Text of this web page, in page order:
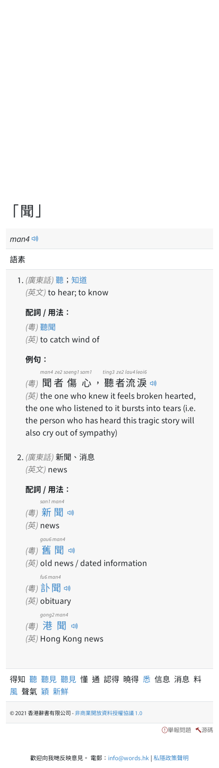
「聞」
man4
語素
(廣東話) 聽 ； 知道
(英文) to hear; to know
配詞 / 用法：
(粵) 聽聞
(英) to catch wind of
例句：
(粵) 聞
man4
者
ze2
傷
soeng1
心
sam1
， 聽
ting3
者
ze2
流
lau4
淚
leoi6
(英) the one who knew it feels broken hearted,
the one who listened to it bursts into tears (i.e.
the person who has heard this tragic story will
also cry out of sympathy)
(廣東話) 新聞、消息
(英文) news
配詞 / 用法：
(粵) 新聞
san1 man4
(英) news
(粵) 舊聞
gau6 man4
(英) old news / dated information
(粵) 訃聞
fu6 man4
(英) obituary
(粵) 港聞
gong2 man4
(英) Hong Kong news
得知 聽 聽見 聽見 懂 通 認得 曉得 悉 信息 消息 料
風 聲氣 穎 新鮮
© 2021 香港辭書有限公司 -非商業開放資料授權協議 1.0
舉報問題 源碼
歡迎向我哋反映意見。 電郵： info@words.hk | 私隱政策聲明